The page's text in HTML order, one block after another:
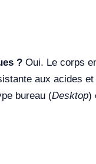
? Oui. Le corps
aux acides
bureau (Desktop)